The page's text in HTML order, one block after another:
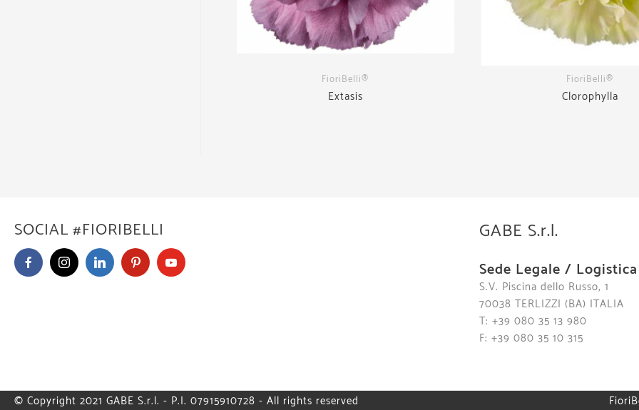
FioriBelli®
Extasis
FioriBelli®
Clorophylla
SOCIAL #FIORIBELLI GABE S.r.l.
Sede Legale / Logistica
S.V. Piscina dello Russo, 1
70038 TERLIZZI (BA) ITALIA
T: +39 080 35 13 980
F: +39 080 35 10 315
© Copyright 2021 GABE S.r.l. - P.I. 07915910728 - All rights reserved